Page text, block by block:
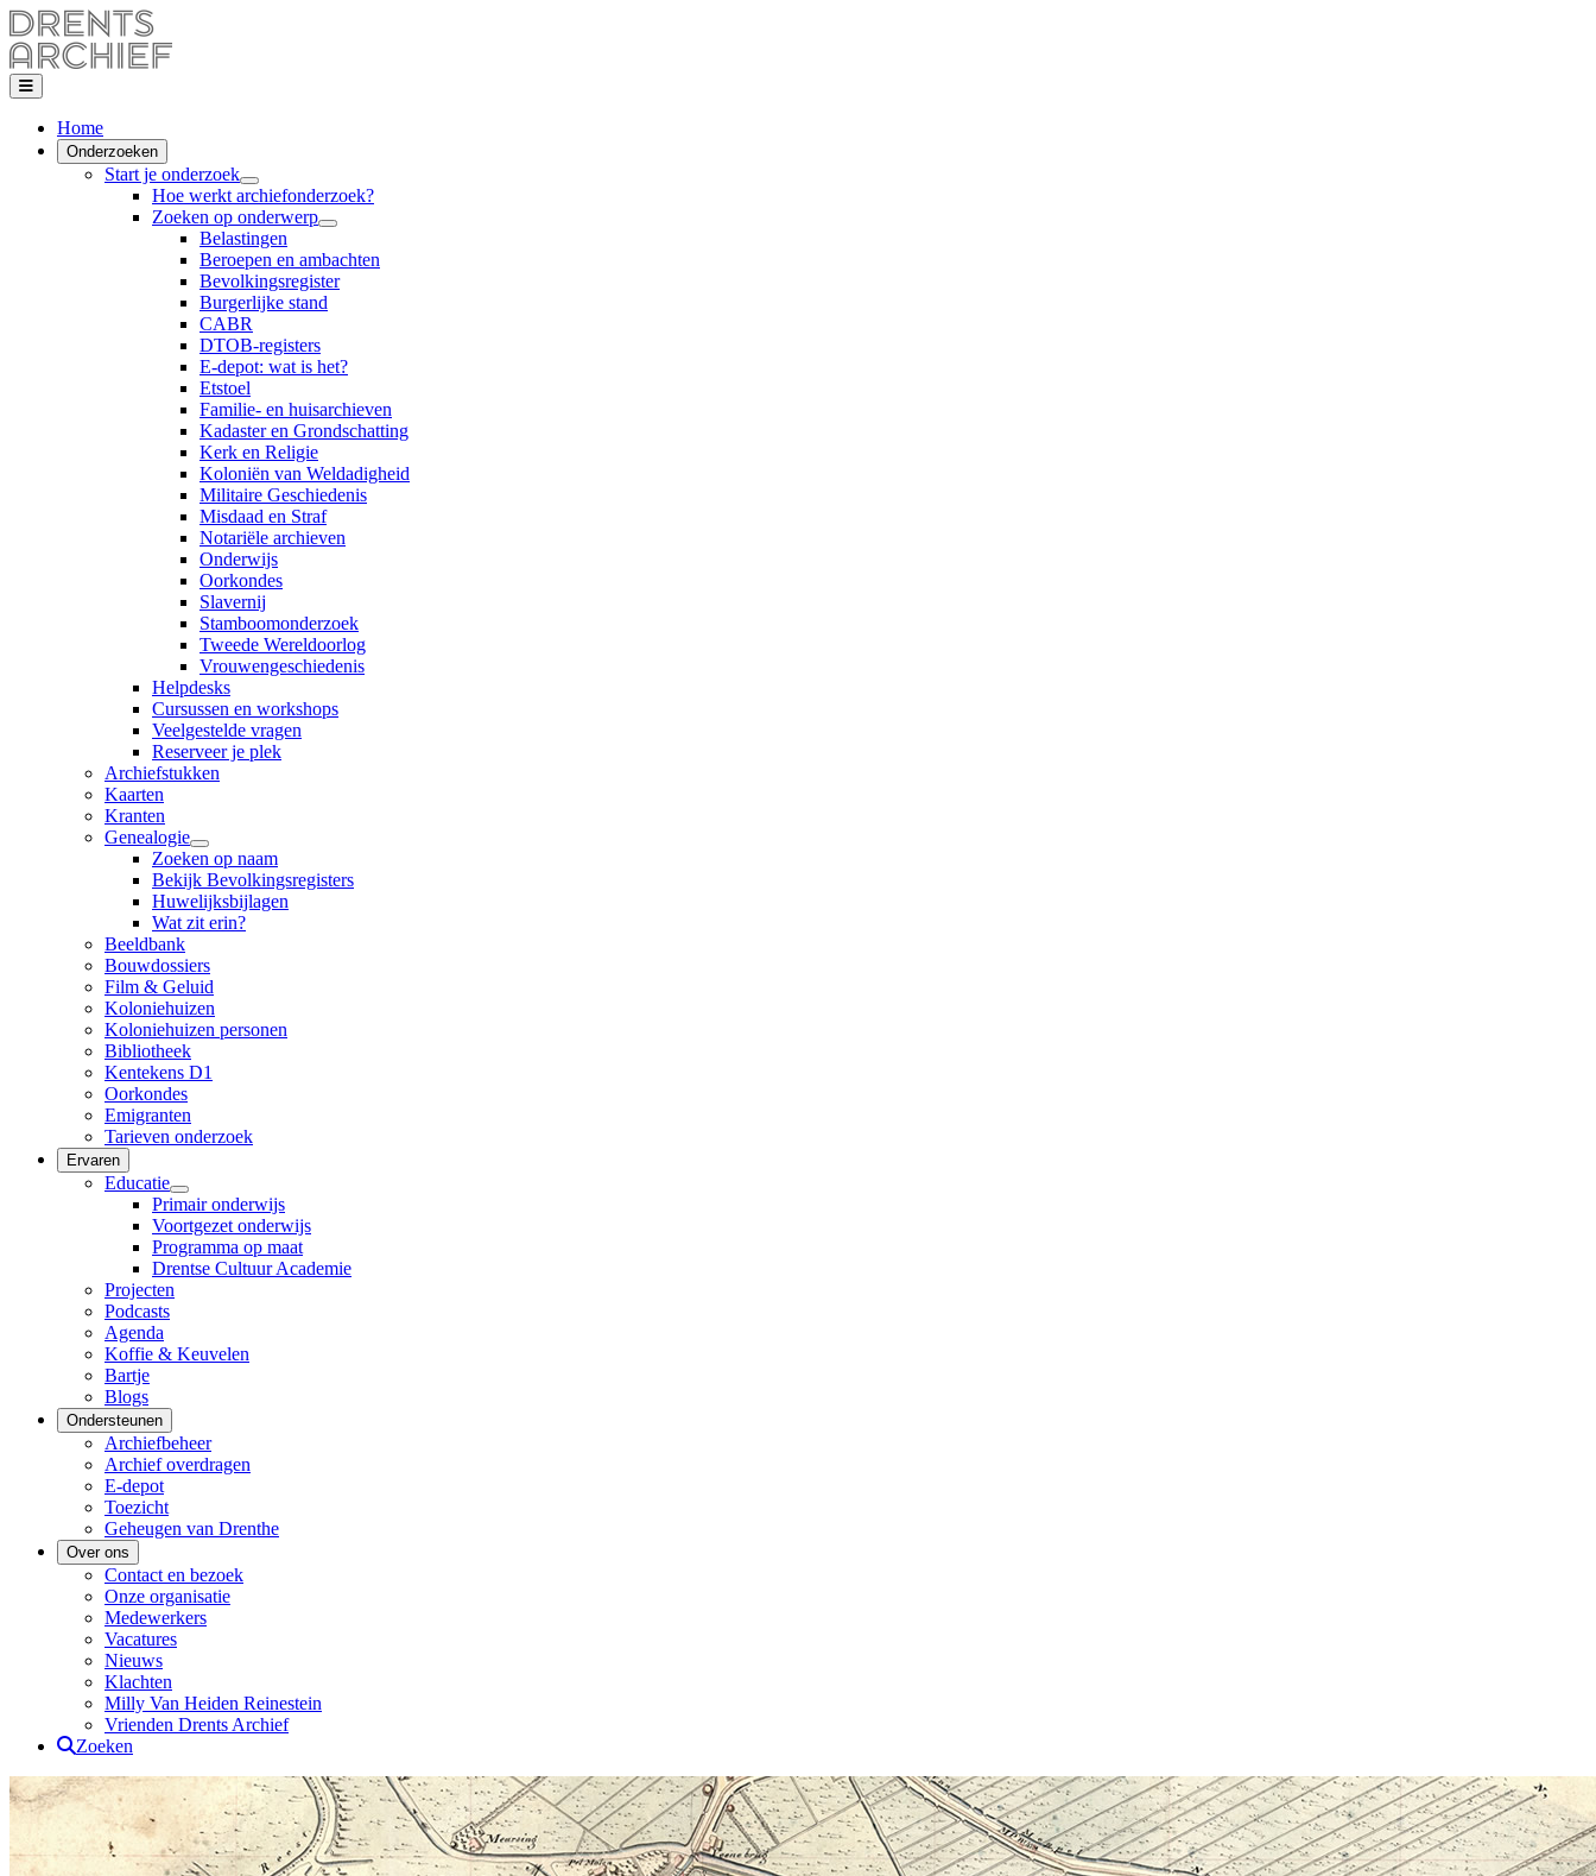
Home
Onderzoeken
Start je onderzoek
Hoe werkt archiefonderzoek?
Zoeken op onderwerp
Belastingen
Beroepen en ambachten
Bevolkingsregister
Burgerlijke stand
CABR
DTOB-registers
E-depot: wat is het?
Etstoel
Familie- en huisarchieven
Kadaster en Grondschatting
Kerk en Religie
Koloniën van Weldadigheid
Militaire Geschiedenis
Misdaad en Straf
Notariële archieven
Onderwijs
Oorkondes
Slavernij
Stamboomonderzoek
Tweede Wereldoorlog
Vrouwengeschiedenis
Helpdesks
Cursussen en workshops
Veelgestelde vragen
Reserveer je plek
Archiefstukken
Kaarten
Kranten
Genealogie
Zoeken op naam
Bekijk Bevolkingsregisters
Huwelijksbijlagen
Wat zit erin?
Beeldbank
Bouwdossiers
Film & Geluid
Koloniehuizen
Koloniehuizen personen
Bibliotheek
Kentekens D1
Oorkondes
Emigranten
Tarieven onderzoek
Ervaren
Educatie
Primair onderwijs
Voortgezet onderwijs
Programma op maat
Drentse Cultuur Academie
Projecten
Podcasts
Agenda
Koffie & Keuvelen
Bartje
Blogs
Ondersteunen
Archiefbeheer
Archief overdragen
E-depot
Toezicht
Geheugen van Drenthe
Over ons
Contact en bezoek
Onze organisatie
Medewerkers
Vacatures
Nieuws
Klachten
Milly Van Heiden Reinestein
Vrienden Drents Archief
Zoeken
Drents Archief